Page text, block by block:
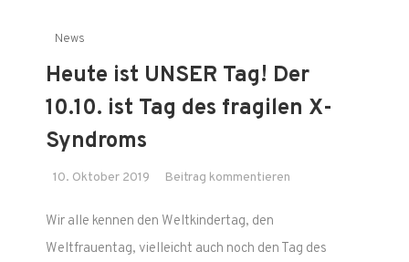
News
Heute ist UNSER Tag! Der
10.10. ist Tag des fragilen X-
Syndroms
10. Oktober 2019 Beitrag kommentieren
UNSER
Wir alle kennen den Weltkindertag, den
Weltfrauentag, vielleicht auch noch den Tag des